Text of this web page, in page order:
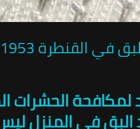
01010891953/افضل خصم
لمكافحة الحشرات
في المنزل